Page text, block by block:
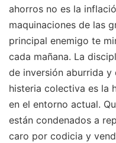
ahorros no es la
maquinaciones de las
principal enemigo te
cada mañana. La
de inversión aburrida
histeria colectiva es la
en el entorno actual.
están condenados a
caro por codicia y